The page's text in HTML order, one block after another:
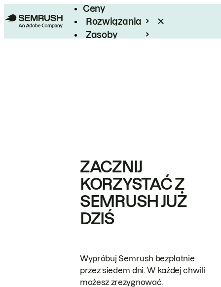
Ceny
Rozwiązania
Zasoby
ZACZNIJ
KORZYSTAĆ Z
SEMRUSH JUŻ
DZIŚ
Wypróbuj Semrush bezpłatnie
przez siedem dni. W każdej chwili
możesz zrezygnować.